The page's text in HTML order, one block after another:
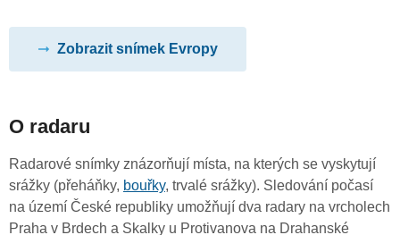
Zobrazit snímek Evropy
O radaru
Radarové snímky znázorňují místa, na kterých se vyskytují
srážky (přeháňky, bouřky, trvalé srážky). Sledování počasí
na území České republiky umožňují dva radary na vrcholech
Praha v Brdech a Skalky u Protivanova na Drahanské